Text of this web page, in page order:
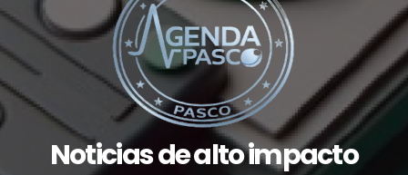
Noticias de alto impacto